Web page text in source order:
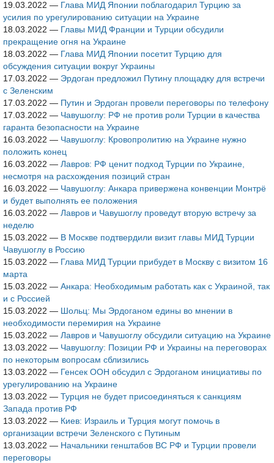
19.03.2022 — Глава МИД Японии поблагодарил Турцию за
усилия по урегулированию ситуации на Украине
18.03.2022 — Главы МИД Франции и Турции обсудили
прекращение огня на Украине
18.03.2022 — Глава МИД Японии посетит Турцию для
обсуждения ситуации вокруг Украины
17.03.2022 — Эрдоган предложил Путину площадку для встречи
с Зеленским
17.03.2022 — Путин и Эрдоган провели переговоры по телефону
17.03.2022 — Чавушоглу: РФ не против роли Турции в качества
гаранта безопасности на Украине
16.03.2022 — Чавушоглу: Кровопролитию на Украине нужно
положить конец
16.03.2022 — Лавров: РФ ценит подход Турции по Украине,
несмотря на расхождения позиций стран
16.03.2022 — Чавушоглу: Анкара привержена конвенции Монтрё
и будет выполнять ее положения
16.03.2022 — Лавров и Чавушоглу проведут вторую встречу за
неделю
15.03.2022 — В Москве подтвердили визит главы МИД Турции
Чавушоглу в Россию
15.03.2022 — Глава МИД Турции прибудет в Москву с визитом 16
марта
15.03.2022 — Анкара: Необходимым работать как с Украиной, так
и с Россией
15.03.2022 — Шольц: Мы Эрдоганом едины во мнении в
необходимости перемирия на Украине
15.03.2022 — Лавров и Чавушоглу обсудили ситуацию на Украине
13.03.2022 — Чавушоглу: Позиции РФ и Украины на переговорах
по некоторым вопросам сблизились
13.03.2022 — Генсек ООН обсудил с Эрдоганом инициативы по
урегулированию на Украине
13.03.2022 — Турция не будет присоединяться к санкциям
Запада против РФ
13.03.2022 — Киев: Израиль и Турция могут помочь в
организации встречи Зеленского с Путиным
13.03.2022 — Начальники генштабов ВС РФ и Турции провели
переговоры